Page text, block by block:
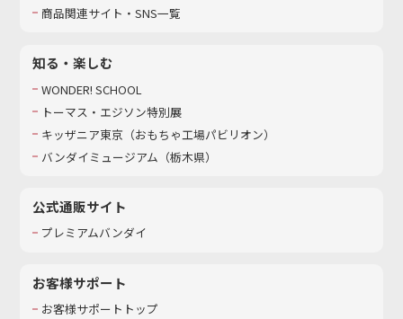
商品関連サイト・SNS一覧
知る・楽しむ
WONDER! SCHOOL
トーマス・エジソン特別展
キッザニア東京（おもちゃ工場パビリオン）​
バンダイミュージアム（栃木県）
公式通販サイト
プレミアムバンダイ
お客様サポート
お客様サポートトップ